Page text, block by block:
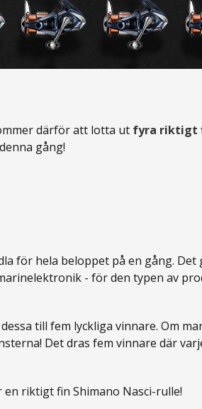
därför att lotta ut fyra riktigt
gång!
för hela beloppet på en gång. Det
- för den typen av
till fem lyckliga vinnare. Om
Det dras fem vinnare där
riktigt fin Shimano Nasci-rulle!